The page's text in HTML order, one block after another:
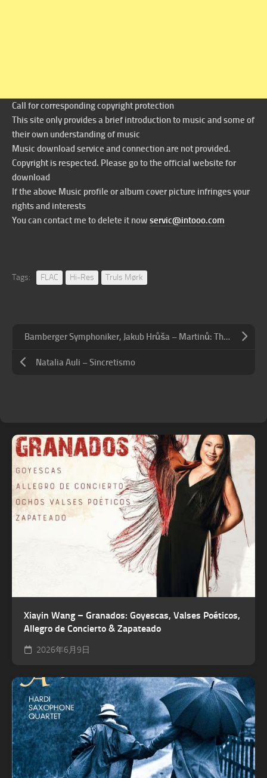
Call for corresponding copyright protection
This site only provides a brief introduction to music and some of
their own understanding of music
Music download service and connection are not provided.
Copyright is respected. Please go to the official website for
download
If the above Music profile or album cover picture infringes your
rights and interests
You can contact me to delete it now servic@intooo.com
Tags: FLAC Hi-Res Truls Mørk
Bamberger Symphoniker, Jakub Hrůša – Martinů: The Symphonies
Natalia Auli – Sincretismo
Xiayin Wang – Granados: Goyescas, Valses Poéticos,
Allegro de Concierto & Zapateado
2026年6月9日